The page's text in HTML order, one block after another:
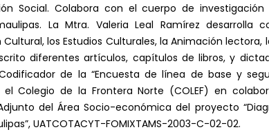
Social. Colabora con el cuerpo de investigación
La Mtra. Valeria Leal Ramírez
los Estudios Culturales, la Animación lectora,
diferentes artículos, capítulos de libros, y
de la “Encuesta de línea de base y
el Colegio de la Frontera Norte (COLEF) en
del Área Socio-económica del proyecto
UATCOTACYT-FOMIXTAMS-2003-C-02-02.